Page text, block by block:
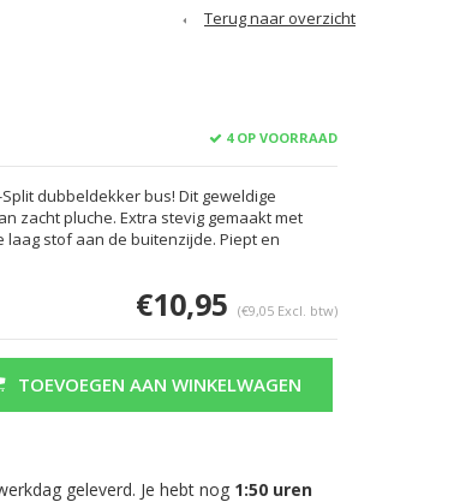
Terug naar overzicht
4 OP VOORRAAD
dubbeldekker bus! Dit geweldige
zacht pluche. Extra stevig gemaakt met
stof aan de buitenzijde. Piept en
€10,95 (€9,05 Excl. btw)
TOEVOEGEN AAN WINKELWAGEN
geleverd. Je hebt nog 1:50uren